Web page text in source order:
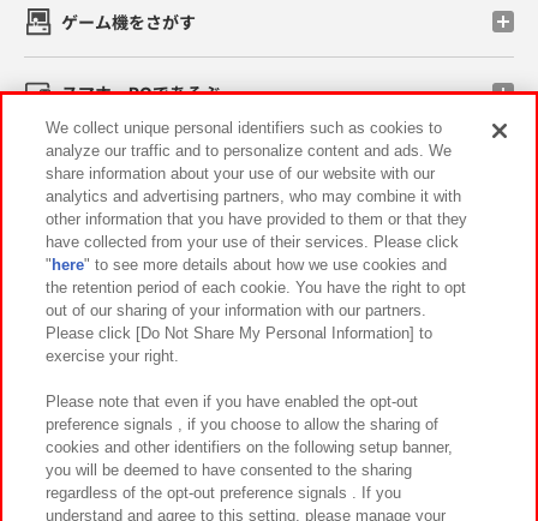
ゲーム機をさがす
スマホ・PCであそぶ
イベント・キャンペーン
関連会社 サステナビリティ サイトポリシー
プライバシーポリシー ウェブアクセシビリティ方針と検証結果
お取引先さまとともに
カスタマーハラスメント対応方針 よくあるご質問・お問い合わせ
We collect unique personal identifiers such as cookies to
analyze our traffic and to personalize content and ads. We
share information about your use of our website with our
analytics and advertising partners, who may combine it with
other information that you have provided to them or that they
have collected from your use of their services. Please click
" here" to see more details about how we use cookies and
the retention period of each cookie. You have the right to opt
out of our sharing of your information with our partners.
Please click [Do Not Share My Personal Information] to
exercise your right.
Please note that even if you have enabled the opt-out
preference signals , if you choose to allow the sharing of
cookies and other identifiers on the following setup banner,
you will be deemed to have consented to the sharing
regardless of the opt-out preference signals . If you
understand and agree to this setting, please manage your